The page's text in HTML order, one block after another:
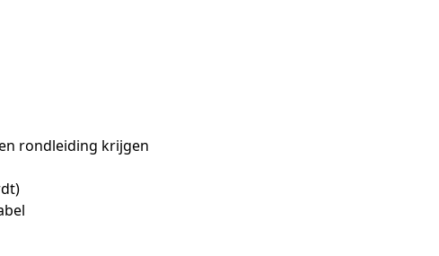
rondleiding krijgen